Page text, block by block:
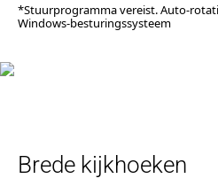
*Stuurprogramma vereist. Auto-
Windows-besturingssysteem
Brede kijkhoeken